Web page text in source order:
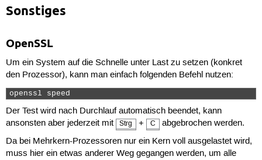
Sonstiges
OpenSSL
Um ein System auf die Schnelle unter Last zu setzen (konkret
den Prozessor), kann man einfach folgenden Befehl nutzen:
openssl speed
Der Test wird nach Durchlauf automatisch beendet, kann
ansonsten aber jederzeit mit
Strg + C
abgebrochen werden.
Da bei Mehrkern-Prozessoren nur ein Kern voll ausgelastet wird,
muss hier ein etwas anderer Weg gegangen werden, um alle